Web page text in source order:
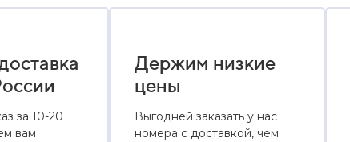
за 10-20
вам
Держим низкие
цены
Выгодней заказать у нас
номера с доставкой, чем